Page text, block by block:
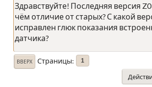
Здравствуйте! Последняя версия
чём отличие от старых? С какой
исправлен глюк показания
датчика?
ВВЕРХ Страницы 1